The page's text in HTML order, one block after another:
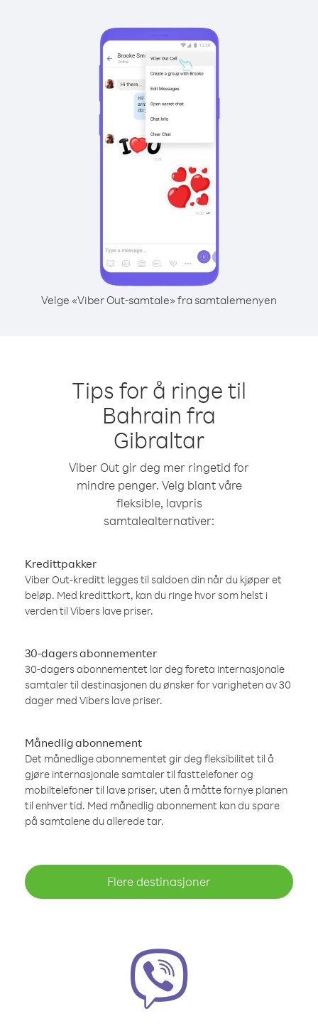
Velge «Viber Out-samtale» fra samtalemenyen
Tips for å ringe til
Bahrain fra
Gibraltar
Viber Out gir deg mer ringetid for
mindre penger. Velg blant våre
fleksible, lavpris
samtalealternativer:
Kredittpakker
Viber Out-kreditt legges til saldoen din når du kjøper et
beløp. Med kredittkort, kan du ringe hvor som helst i
verden til Vibers lave priser.
30-dagers abonnementer
30-dagers abonnementet lar deg foreta internasjonale
samtaler til destinasjonen du ønsker for varigheten av 30
dager med Vibers lave priser.
Månedlig abonnement
Det månedlige abonnementet gir deg fleksibilitet til å
gjøre internasjonale samtaler til fasttelefoner og
mobiltelefoner til lave priser, uten å måtte fornye planen
til enhver tid. Med månedlig abonnement kan du spare
på samtalene du allerede tar.
Flere destinasjoner